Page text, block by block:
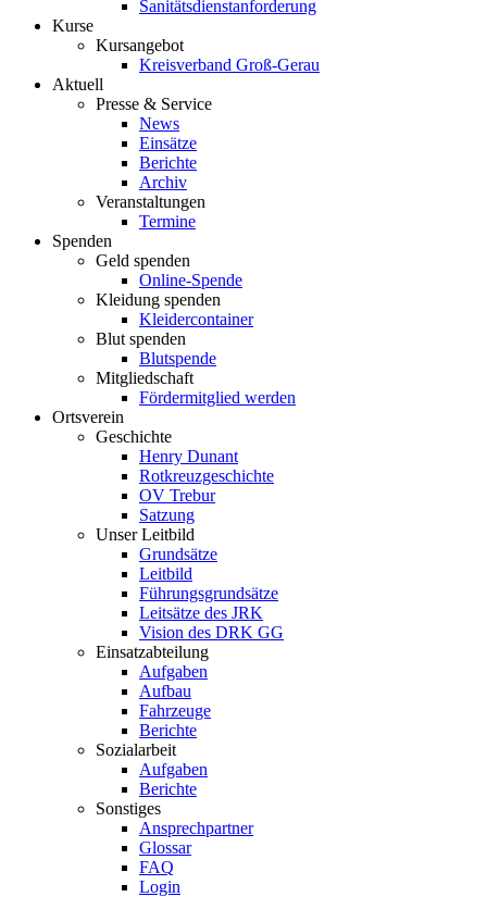
Sanitätsdienstanforderung
Kurse
Kursangebot
Kreisverband Groß-Gerau
Aktuell
Presse & Service
News
Einsätze
Berichte
Archiv
Veranstaltungen
Termine
Spenden
Geld spenden
Online-Spende
Kleidung spenden
Kleidercontainer
Blut spenden
Blutspende
Mitgliedschaft
Fördermitglied werden
Ortsverein
Geschichte
Henry Dunant
Rotkreuzgeschichte
OV Trebur
Satzung
Unser Leitbild
Grundsätze
Leitbild
Führungsgrundsätze
Leitsätze des JRK
Vision des DRK GG
Einsatzabteilung
Aufgaben
Aufbau
Fahrzeuge
Berichte
Sozialarbeit
Aufgaben
Berichte
Sonstiges
Ansprechpartner
Glossar
FAQ
Login